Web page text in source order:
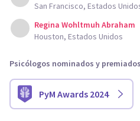
San Francisco, Estados
Regina Wohltmuh Abraham
Houston, Estados Unidos
Psicólogos nominados y premiados
PyM Awards 2024